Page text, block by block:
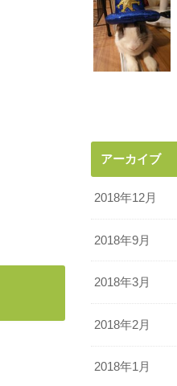
アーカイブ
2018年12月
2018年9月
2018年3月
2018年2月
2018年1月